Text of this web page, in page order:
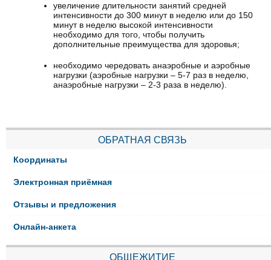
увеличение длительности занятий средней
интенсивности до 300 минут в неделю или до 150
минут в неделю высокой интенсивности
необходимо для того, чтобы получить
дополнительные преимущества для здоровья;
необходимо чередовать анаэробные и аэробные
нагрузки (аэробные нагрузки – 5-7 раз в неделю,
анаэробные нагрузки – 2-3 раза в неделю).
ОБРАТНАЯ СВЯЗЬ
Координаты
Электронная приёмная
Отзывы и предложения
Онлайн-анкета
ОБЩЕЖИТИЕ